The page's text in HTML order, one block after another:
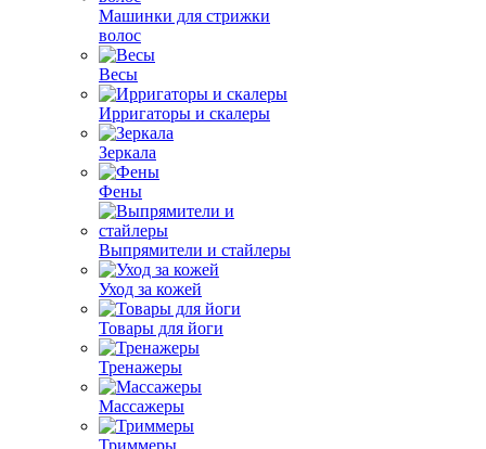
Машинки для стрижки
волос
Весы
Ирригаторы и скалеры
Зеркала
Фены
Выпрямители и стайлеры
Уход за кожей
Товары для йоги
Тренажеры
Массажеры
Триммеры